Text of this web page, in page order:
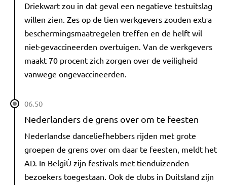
Driekwart zou in dat geval een negatieve testuitslag
willen zien. Zes op de tien werkgevers zouden extra
beschermingsmaatregelen treffen en de helft wil
niet-gevaccineerden overtuigen. Van de werkgevers
maakt 70 procent zich zorgen over de veiligheid
vanwege ongevaccineerden.
06.50
Nederlanders de grens over om te feesten
Nederlandse danceliefhebbers rijden met grote
groepen de grens over om daar te feesten, meldt het
AD. In BelgiÙ zijn festivals met tienduizenden
bezoekers toegestaan. Ook de clubs in Duitsland zijn